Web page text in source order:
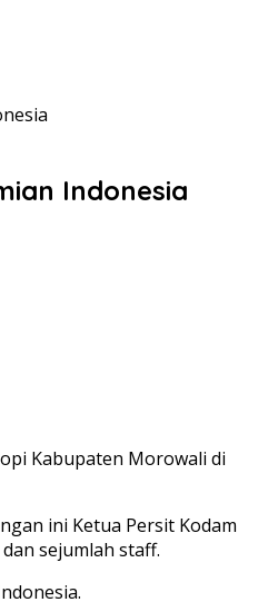
Indonesia
Kabupaten Morowali di
ini Ketua Persit Kodam
sejumlah staff.